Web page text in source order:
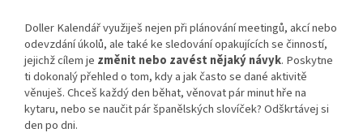
Doller Kalendář využiješ nejen při plánování meetingů, akcí nebo
odevzdání úkolů, ale také ke sledování opakujících se činností,
jejichž cílem je změnit nebo zavést nějaký návyk. Poskytne
ti dokonalý přehled o tom, kdy a jak často se dané aktivitě
věnuješ. Chceš každý den běhat, věnovat pár minut hře na
kytaru, nebo se naučit pár španělských slovíček? Odškrtávej si
den po dni.